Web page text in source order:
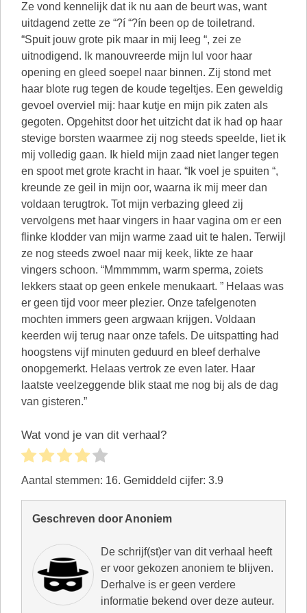
Ze vond kennelijk dat ik nu aan de beurt was, want
uitdagend zette ze “?í “?ín been op de toiletrand.
“Spuit jouw grote pik maar in mij leeg “, zei ze
uitnodigend. Ik manouvreerde mijn lul voor haar
opening en gleed soepel naar binnen. Zij stond met
haar blote rug tegen de koude tegeltjes. Een geweldig
gevoel overviel mij: haar kutje en mijn pik zaten als
gegoten. Opgehitst door het uitzicht dat ik had op haar
stevige borsten waarmee zij nog steeds speelde, liet ik
mij volledig gaan. Ik hield mijn zaad niet langer tegen
en spoot met grote kracht in haar. “Ik voel je spuiten “,
kreunde ze geil in mijn oor, waarna ik mij meer dan
voldaan terugtrok. Tot mijn verbazing gleed zij
vervolgens met haar vingers in haar vagina om er een
flinke klodder van mijn warme zaad uit te halen. Terwijl
ze nog steeds zwoel naar mij keek, likte ze haar
vingers schoon. “Mmmmmm, warm sperma, zoiets
lekkers staat op geen enkele menukaart. ” Helaas was
er geen tijd voor meer plezier. Onze tafelgenoten
mochten immers geen argwaan krijgen. Voldaan
keerden wij terug naar onze tafels. De uitspatting had
hoogstens vijf minuten geduurd en bleef derhalve
onopgemerkt. Helaas vertrok ze even later. Haar
laatste veelzeggende blik staat me nog bij als de dag
van gisteren.”
Wat vond je van dit verhaal?
Aantal stemmen: 16. Gemiddeld cijfer: 3.9
Geschreven door Anoniem
De schrijf(st)er van dit verhaal heeft
er voor gekozen anoniem te blijven.
Derhalve is er geen verdere
informatie bekend over deze auteur.